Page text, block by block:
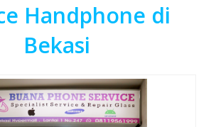
Handphone di
Bekasi